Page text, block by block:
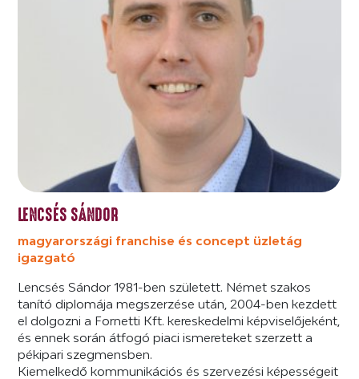
LENCSÉS SÁNDOR
magyarországi franchise és concept üzletág
igazgató
Lencsés Sándor 1981-ben született. Német szakos
tanító diplomája megszerzése után, 2004-ben kezdett
el dolgozni a Fornetti Kft. kereskedelmi képviselőjeként,
és ennek során átfogó piaci ismereteket szerzett a
pékipari szegmensben.
Kiemelkedő kommunikációs és szervezési képességeit